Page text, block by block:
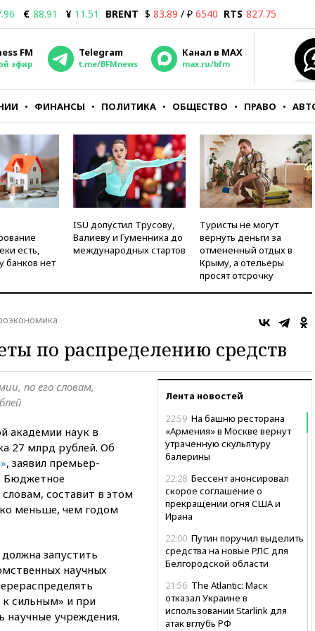
€ 88.91 ¥ 11.51 BRENT $ 83.89 / ₽ 6540 RTS 827.75
FM
эфир
Telegram
t.me/BFMnews
Канал в MAX
max.ru/bfm
ФИНАНСЫ ПОЛИТИКА ОБЩЕСТВО ПРАВО
есть,
банков нет
ISU допустил Трусову,
Валиеву и Гуменника до
международных стартов
Туристы не могут
вернуть деньги за
отмененный отдых в
Крыму, а отельеры
просят отсрочку
по распределению средств
Лента новостей
22:59 На башню ресторана
«Армения» в Москве вернут
утраченную скульптуру
балерины
22:28 Бессент анонсировал
скорое соглашение о
прекращении огня США и
Ирана
22:00 Путин поручил выделить
средства на новые РЛС для
Белгородской области
21:56 The Atlantic: Маск
отказал Украине в
использовании Starlink для
атак вглубь РФ
по его словам,
академии наук в
27 млрд рублей. Об
, заявил премьер-
Бюджетное
составит в этом
меньше, чем годом
запустить
научных
к сильным» и при
научные учреждения.